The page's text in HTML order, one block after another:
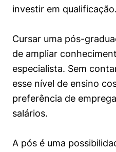
Políticas Públicas
Sustentabilidade
Tecnologia e Dados
investir em qualificação.
Cursar uma pós-
de ampliar
especialista. Sem
esse nível de ensino
preferência de
salários.
A pós é uma